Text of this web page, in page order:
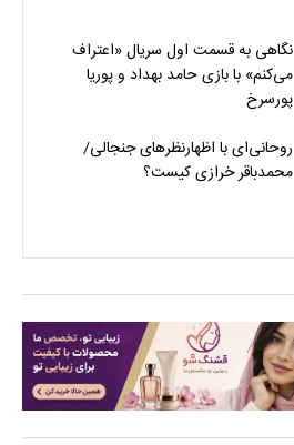
نگاهی به قسمت اول سریال «اعتراف
می‌کنم» با بازی حامد بهداد و پوریا
پورسرخ
روحانی‌ای با اظهارنظرهای جنجالی/
محمدباقر خرازی کیست؟